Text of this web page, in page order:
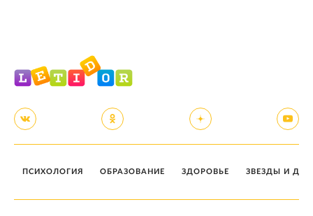
ПСИХОЛОГИЯ ОБРАЗОВАНИЕ ЗДОРОВЬЕ ЗВЕЗДЫ И